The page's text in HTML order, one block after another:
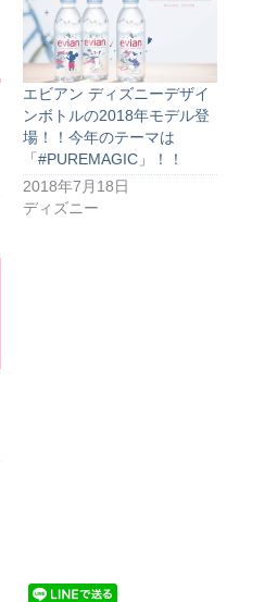
エビアン ディズニーデザイ
ンボトルの2018年モデル登
場！！今年のテーマは
「#PUREMAGIC」！！
2018年7月18日
ディズニー